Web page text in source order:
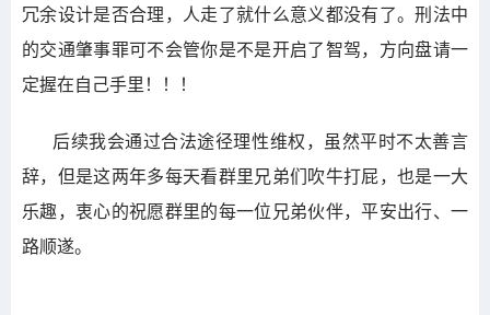
冗余设计是否合理，人走了就什么意义都没有了。刑法中
的交通肇事罪可不会管你是不是开启了智驾，方向盘请一
定握在自己手里！！！
后续我会通过合法途径理性维权，虽然平时不太善言
辞，但是这两年多每天看群里兄弟们吹牛打屁，也是一大
乐趣，衷心的祝愿群里的每一位兄弟伙伴，平安出行、一
路顺遂。